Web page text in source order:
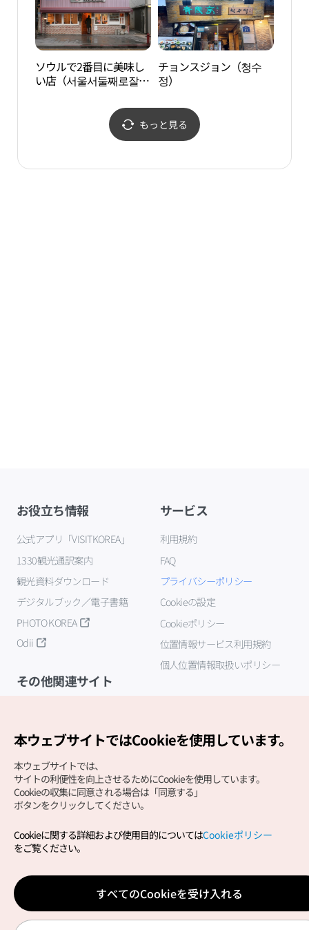
ソウルで2番目に美味し
い店（서울서둘째로잘하
チョンスジョン（청수
정）
もっと見る
お役立ち情報
公式アプリ「VISITKOREA」
1330観光通訳案内
観光資料ダウンロード
デジタルブック／電子書籍
PHOTO KOREA
Odii
サービス
利用規約
FAQ
プライバシーポリシー
Cookieの設定
Cookieポリシー
位置情報サービス利用規約
個人位置情報取扱いポリシー
その他関連サイト
Copyright (c) Korea Tourism Organization All Rights
サイトエラー報告公式メール
japanese@knto.or.kr
本ウェブサイトではCookieを使用しています。
本ウェブサイトでは、
サイトの利便性を向上させるためにCookieを使用しています。
Cookieの収集に同意される場合は「同意する」
ボタンをクリックしてください。
Cookieに関する詳細および使用目的についてはCookieポリシー
をご覧ください。
すべてのCookieを受け入れる